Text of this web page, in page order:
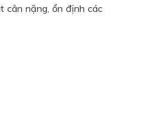
cân nặng, ổn định các